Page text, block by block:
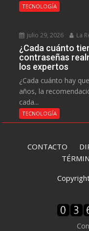
TECNOLOGÍA
julio 29, 2026 La
¿Cada cuánto
contraseñas
los expertos
¿Cada cuánto hay
años, la
cada...
TECNOLOGÍA
CONTACTO